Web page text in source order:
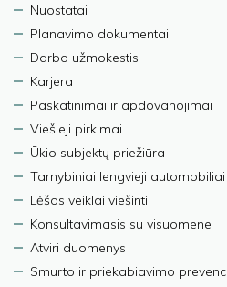
Nuostatai
Planavimo dokumentai
Darbo užmokestis
Karjera
Paskatinimai ir apdovanojimai
Viešieji pirkimai
Ūkio subjektų priežiūra
Tarnybiniai lengvieji automobiliai
Lėšos veiklai viešinti
Konsultavimasis su visuomene
Atviri duomenys
Smurto ir priekabiavimo